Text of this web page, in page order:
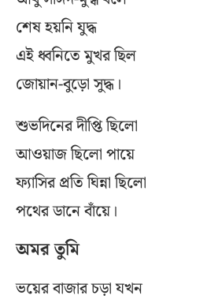
শেষ হয়নি যুদ্ধ
এই ধ্বনিতে মুখর ছিল
জোয়ান-বুড়ো সুদ্ধ।
শুভদিনের দীপ্তি ছিলো
আওয়াজ ছিলো পায়ে
ফ্যাসির প্রতি ঘিন্না ছিলো
পথের ডানে বাঁয়ে।
অমর তুমি
ভয়ের বাজার চড়া যখন